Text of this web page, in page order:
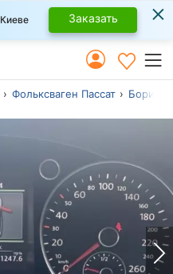
Заказать ×
Фольксваген Пассат